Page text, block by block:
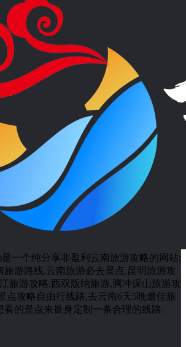
是一个纯分享非盈利云南旅游攻略的网站;
旅游路线,云南旅游必去景点,昆明旅游攻
旅游攻略,西双版纳旅游,腾冲保山旅游攻
点攻略自由行线路,去云南6天5晚最佳旅
看的景点来量身定制一条合理的线路.